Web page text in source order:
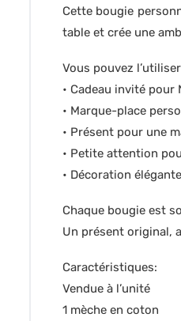
Cette bougie
table et crée une
Vous pouvez
• Cadeau invité pour
• Marque-place
• Présent pour une
• Petite attention
• Décoration
Chaque bougie est
Un présent original,
Caractéristiques:
Vendue à l’unité
1 mèche en coton